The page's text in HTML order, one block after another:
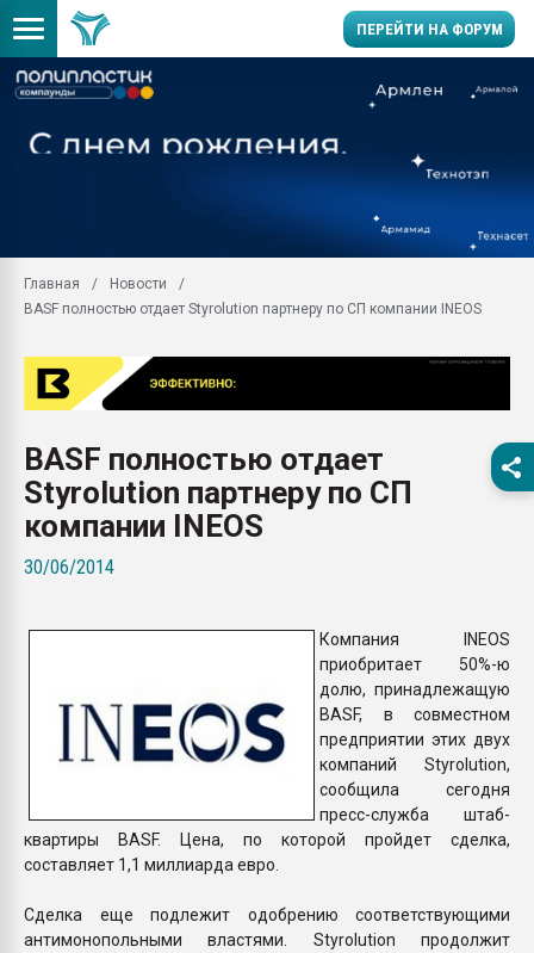
ПЕРЕЙТИ НА ФОРУМ
пластмасс
ситуацией на
поликарбоната и АБС-
26.07.2022 "Сибирский
намного дороже
Главная
Новости
BASF полностью отдает Styrolution партнеру по СП компании INEOS
BASF полностью отдает
Styrolution партнеру по СП
компании INEOS
30/06/2014
Компания INEOS
приобритает 50%-ю
долю, принадлежащую
BASF, в совместном
предприятии этих двух
компаний Styrolution,
сообщила сегодня
пресс-служба штаб-
квартиры BASF. Цена, по которой пройдет сделка,
составляет 1,1 миллиарда евро.
Сделка еще подлежит одобрению соответствующими
антимонопольными властями. Styrolution продолжит